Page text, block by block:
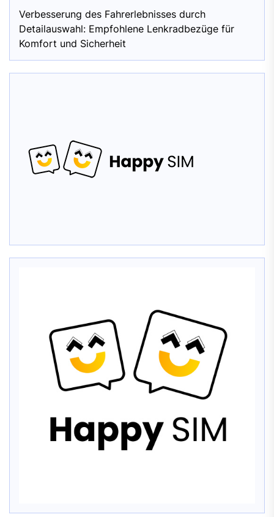
Verbesserung des Fahrerlebnisses durch
Detailauswahl: Empfohlene Lenkradbezüge für
Komfort und Sicherheit